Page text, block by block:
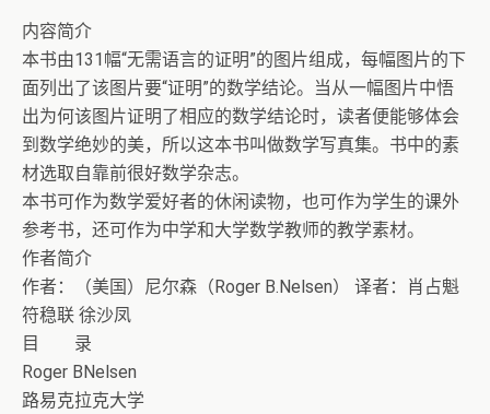
内容简介
本书由131幅“无需语言的证明”的图片组成，每幅图片的下
面列出了该图片要“证明”的数学结论。当从一幅图片中悟
出为何该图片证明了相应的数学结论时，读者便能够体会
到数学绝妙的美，所以这本书叫做数学写真集。书中的素
材选取自靠前很好数学杂志。
本书可作为数学爱好者的休闲读物，也可作为学生的课外
参考书，还可作为中学和大学数学教师的教学素材。
作者简介
作者：（美国）尼尔森（Roger B.Nelsen） 译者：肖占魁
符稳联 徐沙凤
目 录
Roger BNelsen
路易克拉克大学